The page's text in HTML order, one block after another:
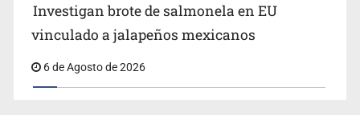
Investigan brote de salmonela en EU
vinculado a jalapeños mexicanos
6 de Agosto de 2026